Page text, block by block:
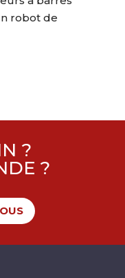
robot de
?
?